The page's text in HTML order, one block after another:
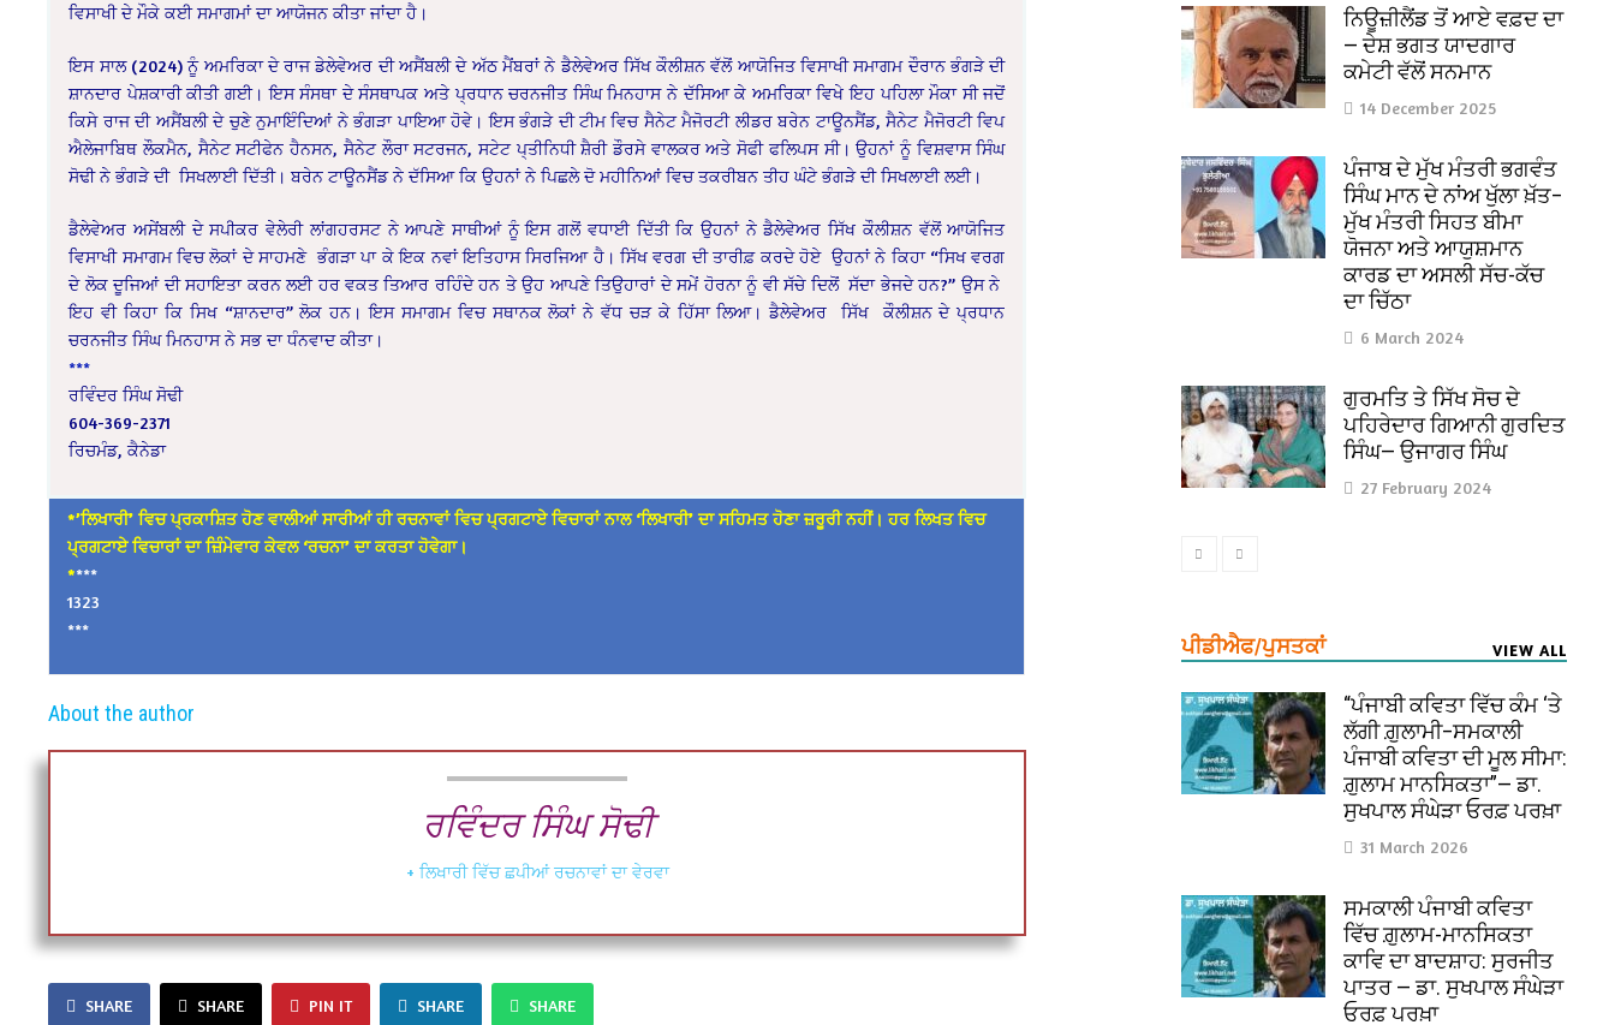
ਵਿਸਾਖੀ ਦੇ ਮੌਕੇ ਕਈ ਸਮਾਗਮਾਂ ਦਾ ਆਯੋਜਨ ਕੀਤਾ ਜਾਂਦਾ ਹੈ।
ਇਸ ਸਾਲ (2024) ਨੂੰ ਅਮਰਿਕਾ ਦੇ ਰਾਜ ਡੇਲੇਵੇਅਰ ਦੀ ਅਸੈਂਬਲੀ ਦੇ ਅੱਠ ਮੈਂਬਰਾਂ ਨੇ ਡੈਲੇਵੇਅਰ ਸਿੱਖ ਕੌਲੀਸ਼ਨ ਵੱਲੋਂ ਆਯੋਜਿਤ ਵਿਸਾਖੀ ਸਮਾਗਮ ਦੌਰਾਨ ਭੰਗੜੇ ਦੀ
ਸ਼ਾਨਦਾਰ ਪੇਸ਼ਕਾਰੀ ਕੀਤੀ ਗਈ। ਇਸ ਸੰਸਥਾ ਦੇ ਸੰਸਥਾਪਕ ਅਤੇ ਪ੍ਰਧਾਨ ਚਰਨਜੀਤ ਸਿੰਘ ਮਿਨਹਾਸ ਨੇ ਦੱਸਿਆ ਕੇ ਅਮਰਿਕਾ ਵਿਖੇ ਇਹ ਪਹਿਲਾ ਮੌਕਾ ਸੀ ਜਦੋਂ
ਕਿਸੇ ਰਾਜ ਦੀ ਅਸੈਂਬਲੀ ਦੇ ਚੁਣੇ ਨੁਮਾਇੰਦਿਆਂ ਨੇ ਭੰਗੜਾ ਪਾਇਆ ਹੋਵੇ। ਇਸ ਭੰਗੜੇ ਦੀ ਟੀਮ ਵਿਚ ਸੈਨੇਟ ਮੈਜੋਰਟੀ ਲੀਡਰ ਬਰੇਨ ਟਾਊਨਸੈਂਡ, ਸੈਨੇਟ ਮੈਜੋਰਟੀ ਵਿਪ
ਐਲੇਜਾਬਿਥ ਲੌਕਮੈਨ, ਸੈਨੇਟ ਸਟੀਫੇਨ ਹੈਨਸਨ, ਸੈਨੇਟ ਲੌਰਾ ਸਟਰਜਨ, ਸਟੇਟ ਪ੍ਤੀਨਿਧੀ ਸ਼ੈਰੀ ਡੌਰਸੇ ਵਾਲਕਰ ਅਤੇ ਸੋਫੀ ਫਲਿਪਸ ਸੀ। ਉਹਨਾਂ ਨੂੰ ਵਿਸ਼ਵਾਸ ਸਿੰਘ
ਸੋਢੀ ਨੇ ਭੰਗੜੇ ਦੀ ਸਿਖਲਾਈ ਦਿੱਤੀ। ਬਰੇਨ ਟਾਊਨਸੈਂਡ ਨੇ ਦੱਸਿਆ ਕਿ ਉਹਨਾਂ ਨੇ ਪਿਛਲੇ ਦੋ ਮਹੀਨਿਆਂ ਵਿਚ ਤਕਰੀਬਨ ਤੀਹ ਘੰਟੇ ਭੰਗੜੇ ਦੀ ਸਿਖਲਾਈ ਲਈ।
ਡੈਲੇਵੇਅਰ ਅਸੇਂਬਲੀ ਦੇ ਸਪੀਕਰ ਵੇਲੇਰੀ ਲਾਂਗਹਰਸਟ ਨੇ ਆਪਣੇ ਸਾਥੀਆਂ ਨੂੰ ਇਸ ਗਲੋਂ ਵਧਾਈ ਦਿੱਤੀ ਕਿ ਉਹਨਾਂ ਨੇ ਡੈਲੇਵੇਅਰ ਸਿੱਖ ਕੌਲੀਸ਼ਨ ਵੱਲੋਂ ਆਯੋਜਿਤ
ਵਿਸਾਖੀ ਸਮਾਗਮ ਵਿਚ ਲੋਕਾਂ ਦੇ ਸਾਹਮਣੇ ਭੰਗੜਾ ਪਾ ਕੇ ਇਕ ਨਵਾਂ ਇਤਿਹਾਸ ਸਿਰਜਿਆ ਹੈ। ਸਿੱਖ ਵਰਗ ਦੀ ਤਾਰੀਫ਼ ਕਰਦੇ ਹੋਏ ਉਹਨਾਂ ਨੇ ਕਿਹਾ “ਸਿਖ ਵਰਗ
ਦੇ ਲੋਕ ਦੂਜਿਆਂ ਦੀ ਸਹਾਇਤਾ ਕਰਨ ਲਈ ਹਰ ਵਕਤ ਤਿਆਰ ਰਹਿੰਦੇ ਹਨ ਤੇ ਉਹ ਆਪਣੇ ਤਿਉਹਾਰਾਂ ਦੇ ਸਮੇਂ ਹੋਰਨਾ ਨੂੰ ਵੀ ਸੱਚੇ ਦਿਲੋਂ ਸੱਦਾ ਭੇਜਦੇ ਹਨ?” ਉਸ ਨੇ
ਇਹ ਵੀ ਕਿਹਾ ਕਿ ਸਿਖ “ਸ਼ਾਨਦਾਰ” ਲੋਕ ਹਨ। ਇਸ ਸਮਾਗਮ ਵਿਚ ਸਥਾਨਕ ਲੋਕਾਂ ਨੇ ਵੱਧ ਚੜ ਕੇ ਹਿੱਸਾ ਲਿਆ। ਡੈਲੇਵੇਅਰ ਸਿੱਖ ਕੌਲੀਸ਼ਨ ਦੇ ਪ੍ਰਧਾਨ
ਚਰਨਜੀਤ ਸਿੰਘ ਮਿਨਹਾਸ ਨੇ ਸਭ ਦਾ ਧੰਨਵਾਦ ਕੀਤਾ।
***
ਰਵਿੰਦਰ ਸਿੰਘ ਸੋਢੀ
604-369-2371
ਰਿਚਮੰਡ, ਕੈਨੇਡਾ
*’ਲਿਖਾਰੀ’ ਵਿਚ ਪ੍ਰਕਾਸ਼ਿਤ ਹੋਣ ਵਾਲੀਆਂ ਸਾਰੀਆਂ ਹੀ ਰਚਨਾਵਾਂ ਵਿਚ ਪ੍ਰਗਟਾਏ ਵਿਚਾਰਾਂ ਨਾਲ ‘ਲਿਖਾਰੀ’ ਦਾ ਸਹਿਮਤ ਹੋਣਾ ਜ਼ਰੂਰੀ ਨਹੀਂ। ਹਰ ਲਿਖਤ ਵਿਚ
ਪ੍ਰਗਟਾਏ ਵਿਚਾਰਾਂ ਦਾ ਜ਼ਿੰਮੇਵਾਰ ਕੇਵਲ ‘ਰਚਨਾ’ ਦਾ ਕਰਤਾ ਹੋਵੇਗਾ।
****
1323
***
About the author
ਰਵਿੰਦਰ ਸਿੰਘ ਸੋਢੀ
+ ਲਿਖਾਰੀ ਵਿੱਚ ਛਪੀਆਂ ਰਚਨਾਵਾਂ ਦਾ ਵੇਰਵਾ
SHARE SHARE PIN IT SHARE SHARE
ਨਿਊਜ਼ੀਲੈਂਡ ਤੋਂ ਆਏ ਵਫ਼ਦ ਦਾ
— ਦੇਸ਼ ਭਗਤ ਯਾਦਗਾਰ
ਕਮੇਟੀ ਵੱਲੋਂ ਸਨਮਾਨ
14 December 2025
ਪੰਜਾਬ ਦੇ ਮੁੱਖ ਮੰਤਰੀ ਭਗਵੰਤ
ਸਿੰਘ ਮਾਨ ਦੇ ਨਾਂਅ ਖੁੱਲਾ ਖ਼ੱਤ–
ਮੁੱਖ ਮੰਤਰੀ ਸਿਹਤ ਬੀਮਾ
ਯੋਜਨਾ ਅਤੇ ਆਯੁਸ਼ਮਾਨ
ਕਾਰਡ ਦਾ ਅਸਲੀ ਸੱਚ-ਕੱਚ
ਦਾ ਚਿੱਠਾ
6 March 2024
ਗੁਰਮਤਿ ਤੇ ਸਿੱਖ ਸੋਚ ਦੇ
ਪਹਿਰੇਦਾਰ ਗਿਆਨੀ ਗੁਰਦਿਤ
ਸਿੰਘ— ਉਜਾਗਰ ਸਿੰਘ
27 February 2024
ਪੀਡੀਐਫ/ਪੁਸਤਕਾਂ VIEW ALL
“ਪੰਜਾਬੀ ਕਵਿਤਾ ਵਿੱਚ ਕੰਮ ‘ਤੇ
ਲੱਗੀ ਗ਼ੁਲਾਮੀ–ਸਮਕਾਲੀ
ਪੰਜਾਬੀ ਕਵਿਤਾ ਦੀ ਮੂਲ ਸੀਮਾ:
ਗ਼ੁਲਾਮ ਮਾਨਸਿਕਤਾ”— ਡਾ.
ਸੁਖਪਾਲ ਸੰਘੇੜਾ ਓਰਫ਼ ਪਰਖ਼ਾ
31 March 2026
ਸਮਕਾਲੀ ਪੰਜਾਬੀ ਕਵਿਤਾ
ਵਿੱਚ ਗ਼ੁਲਾਮ-ਮਾਨਸਿਕਤਾ
ਕਾਵਿ ਦਾ ਬਾਦਸ਼ਾਹ: ਸੁਰਜੀਤ
ਪਾਤਰ — ਡਾ. ਸੁਖਪਾਲ ਸੰਘੇੜਾ
ਓਰਫ਼ ਪਰਖ਼ਾ